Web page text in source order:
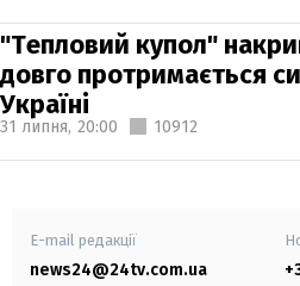
"Тепловий купол"
довго протримається
Україні
31 липня, 20:00 10912
E-mail редакції
news24@24tv.com.ua